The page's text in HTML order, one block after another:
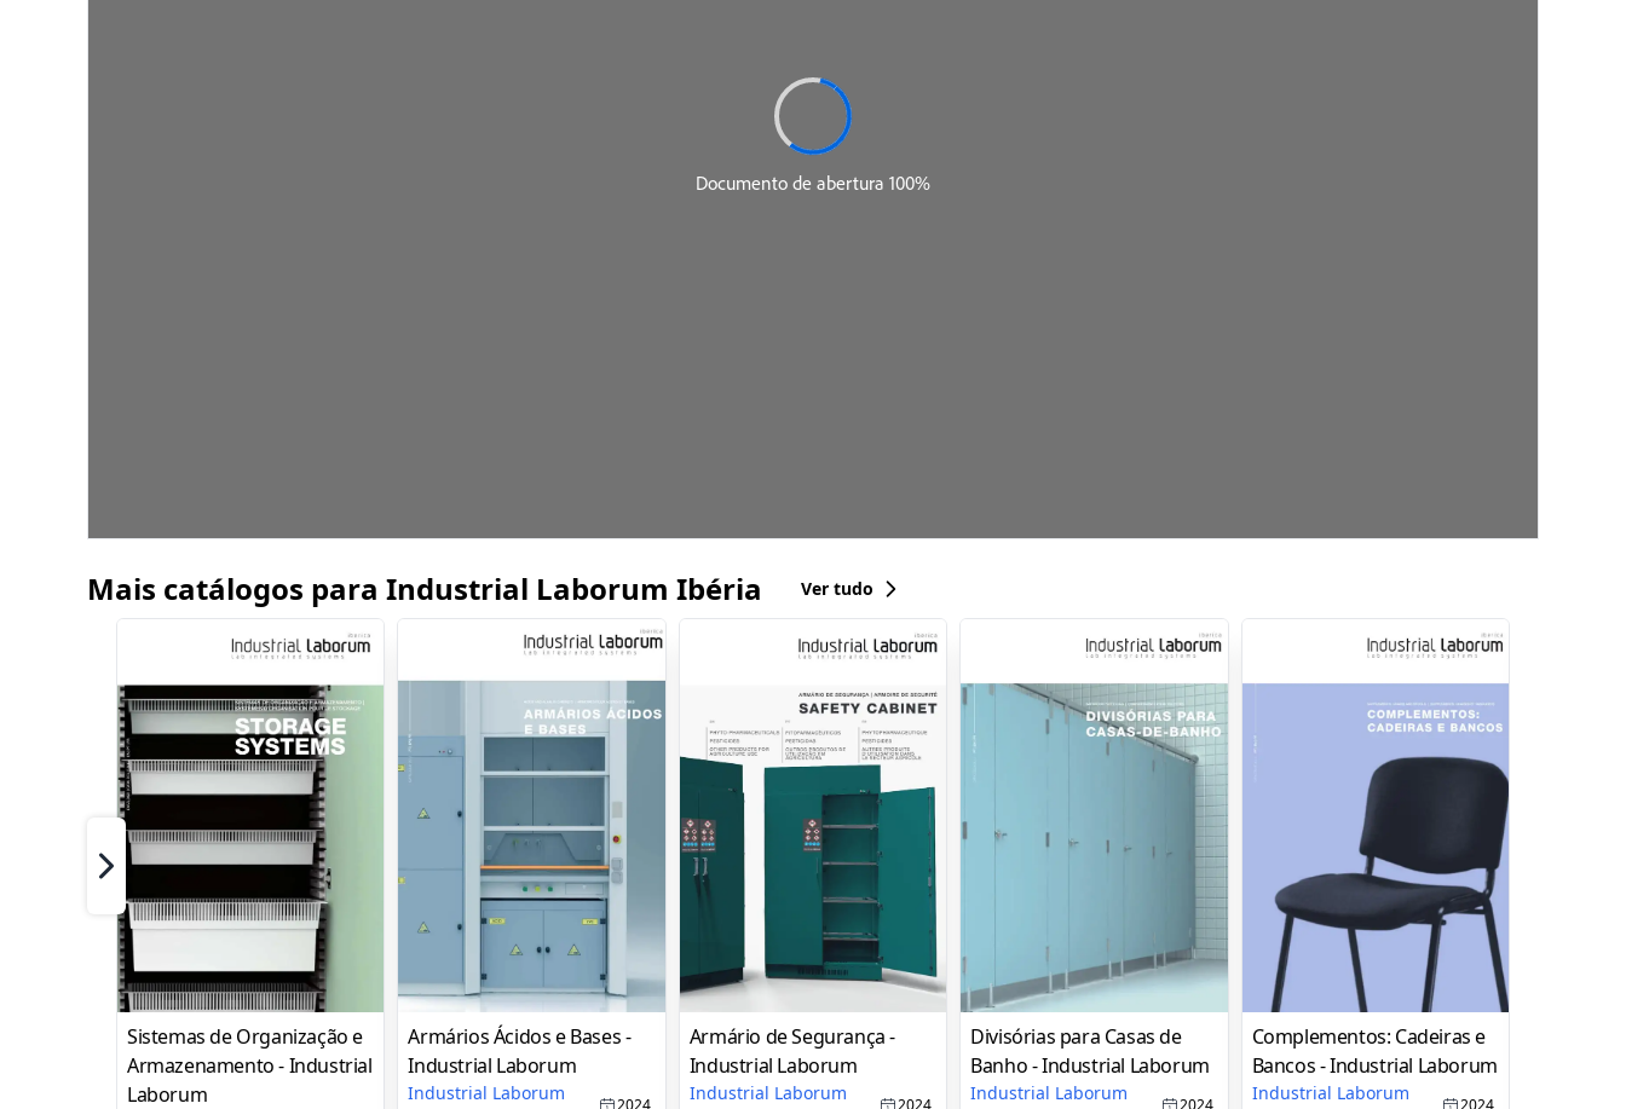
Mais catálogos para Industrial Laborum Ibéria Ver tudo
Sistemas de Organização e
Armazenamento - Industrial
Laborum
Armários Ácidos e Bases -
Industrial Laborum
Industrial Laborum
Armário de Segurança -
Industrial Laborum
Industrial Laborum
Divisórias para Casas de
Banho - Industrial Laborum
Industrial Laborum
Complementos: Cadeiras e
Bancos - Industrial Laborum
Industrial Laborum
Próximo